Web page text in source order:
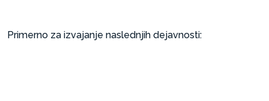
Primerno za izvajanje naslednjih dejavnosti: